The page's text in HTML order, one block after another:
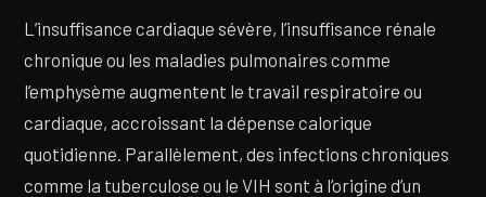
L’insuffisance cardiaque sévère, l’insuffisance rénale
chronique ou les maladies pulmonaires comme
l’emphysème augmentent le travail respiratoire ou
cardiaque, accroissant la dépense calorique
quotidienne. Parallèlement, des infections chroniques
comme la tuberculose ou le VIH sont à l’origine d’un